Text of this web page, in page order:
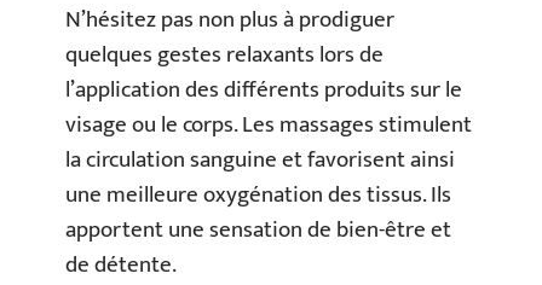
N’hésitez pas non plus à prodiguer
quelques gestes relaxants lors de
l’application des différents produits sur le
visage ou le corps. Les massages stimulent
la circulation sanguine et favorisent ainsi
une meilleure oxygénation des tissus. Ils
apportent une sensation de bien-être et
de détente.